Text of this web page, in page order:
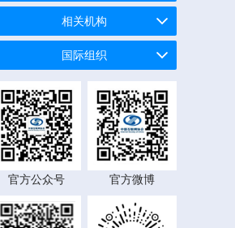
相关机构
国际组织
官方公众号 官方微博